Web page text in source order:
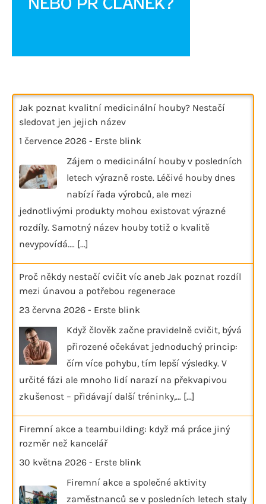
Jak poznat kvalitní medicinální houby? Nestačí
sledovat jen jejich název
1 července 2026 - Erste blink
Zájem o medicinální houby v posledních
letech výrazně roste. Léčivé houby dnes
nabízí řada výrobců, ale mezi
jednotlivými produkty mohou existovat výrazné
rozdíly. Samotný název houby totiž o kvalitě
nevypovídá.… [...]
Proč někdy nestačí cvičit víc aneb Jak poznat rozdíl
mezi únavou a potřebou regenerace
23 června 2026 - Erste blink
Když člověk začne pravidelně cvičit, bývá
přirozené očekávat jednoduchý princip:
čím více pohybu, tím lepší výsledky. V
určité fázi ale mnoho lidí narazí na překvapivou
zkušenost – přidávají další tréninky,… [...]
Firemní akce a teambuilding: když má práce jiný
rozměr než kancelář
30 května 2026 - Erste blink
Firemní akce a společné aktivity
zaměstnanců se v posledních letech staly